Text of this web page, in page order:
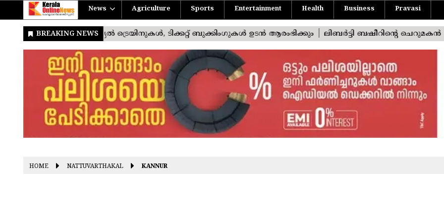
News Agriculture Sports Entertainment Health Business Pravasi
HOME NATTUVARTHAKAL KANNUR